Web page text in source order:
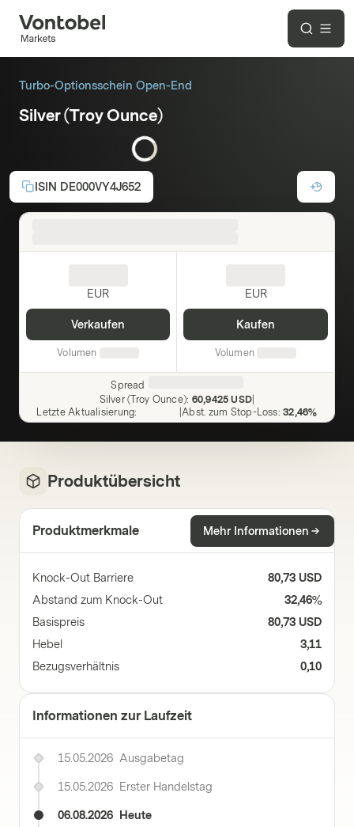
Turbo-Optionsschein Open-End
Silver (Troy Ounce)
ISIN DE000VY4J652
EUR
Verkaufen
Volumen
EUR
Kaufen
Volumen
Spread
Silver (Troy Ounce): 60,9425 USD
Letzte Aktualisierung: |Abst. zum Stop-Loss: 32,46%
Produktübersicht
Produktmerkmale Mehr Informationen
Knock-Out Barriere
80,73 USD
Abstand zum Knock-Out
32,46%
Basispreis
80,73 USD
Hebel
3,11
Bezugsverhältnis
0,10
Informationen zur Laufzeit
15.05.2026 Ausgabetag
15.05.2026 Erster Handelstag
06.08.2026 Heute